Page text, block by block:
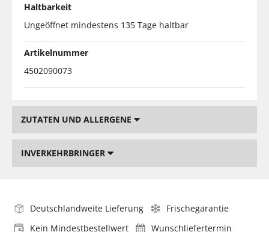
Haltbarkeit
Ungeöffnet mindestens 135 Tage haltbar
Artikelnummer
4502090073
ZUTATEN UND ALLERGENE
INVERKEHRBRINGER
Deutschlandweite Lieferung
Frischegarantie
Kein Mindestbestellwert
Wunschliefertermin